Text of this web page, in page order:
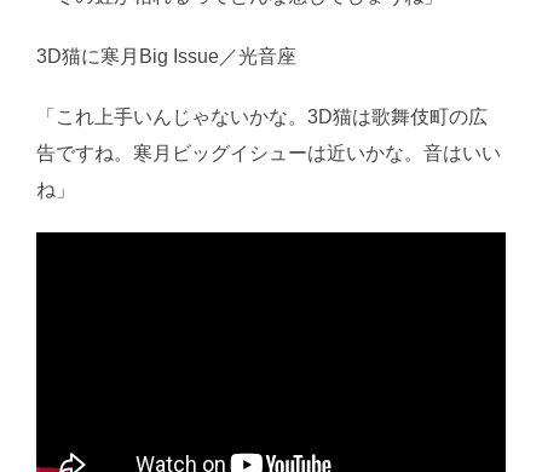
3D猫に寒月Big Issue／光音座
「これ上手いんじゃないかな。3D猫は歌舞伎町の広
告ですね。寒月ビッグイシューは近いかな。音はいい
ね」